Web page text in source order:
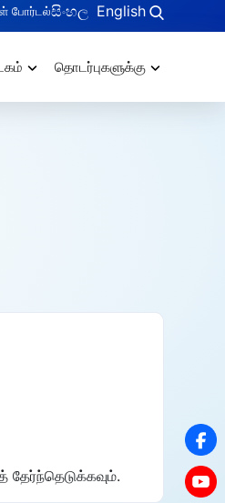
போர்டல்සිංහල English
தொடர்புகளுக்கு